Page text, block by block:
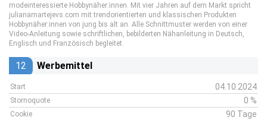
modeinteressierte Hobbynäher:innen. Mit vier Jahren auf dem Markt spricht
julianamartejevs.com mit trendorientierten und klassischen Produkten
Hobbynäher:innen von jung bis alt an. Alle Schnittmuster werden von einer
Video-Anleitung sowie schriftlichen, bebilderten Nähanleitung in Deutsch,
Englisch und Französisch begleitet.
12 Werbemittel
Start 04.10.2024
Stornoquote 0 %
Cookie 90 Tage